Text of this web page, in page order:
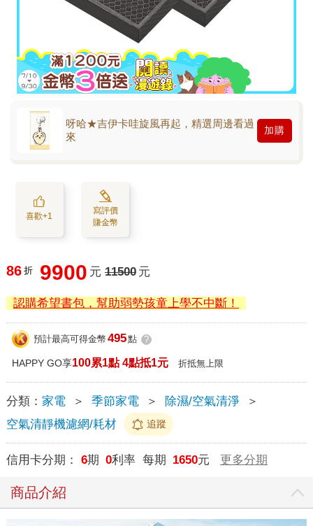
呀哈★吉伊卡哇旋風再起，精選周邊看過
來
加購
喜歡+1
寫評價
賺金幣
86 折 9900 元 11500 元
認購希望書包，幫助弱勢孩童上學不中斷！
預計最高可得金幣 495點 ?
HAPPY GO享100累1點 4點抵1元 折抵無上限
分類： 家電 ＞ 季節家電 ＞ 除濕/空氣清淨
＞
空氣清靜機濾網/耗材
追蹤
信用卡分期： 6期 0利率 每期 1650元 更多分期
商品介紹